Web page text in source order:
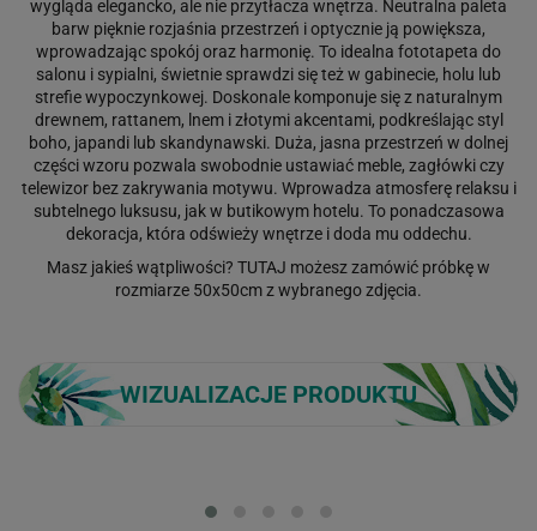
wygląda elegancko, ale nie przytłacza wnętrza. Neutralna paleta
barw pięknie rozjaśnia przestrzeń i optycznie ją powiększa,
wprowadzając spokój oraz harmonię. To idealna fototapeta do
salonu i sypialni, świetnie sprawdzi się też w gabinecie, holu lub
strefie wypoczynkowej. Doskonale komponuje się z naturalnym
drewnem, rattanem, lnem i złotymi akcentami, podkreślając styl
boho, japandi lub skandynawski. Duża, jasna przestrzeń w dolnej
części wzoru pozwala swobodnie ustawiać meble, zagłówki czy
telewizor bez zakrywania motywu. Wprowadza atmosferę relaksu i
subtelnego luksusu, jak w butikowym hotelu. To ponadczasowa
dekoracja, która odświeży wnętrze i doda mu oddechu.
Masz jakieś wątpliwości? TUTAJ możesz zamówić próbkę w
rozmiarze 50x50cm z wybranego zdjęcia.
WIZUALIZACJE PRODUKTU